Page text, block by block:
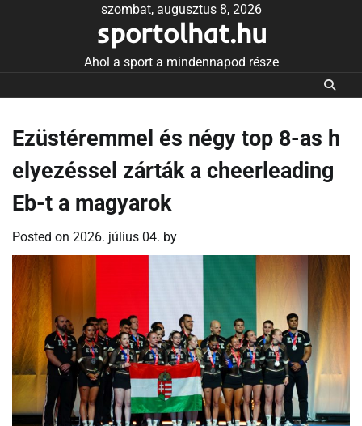
szombat, augusztus 8, 2026
sportolhat.hu
Ahol a sport a mindennapod része
Ezüstéremmel és négy top 8-as h
elyezéssel zárták a cheerleading
Eb-t a magyarok
Posted on 2026. július 04. by